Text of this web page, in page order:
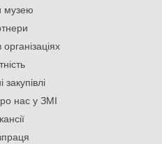
музею
закупівлі
нас у ЗМІ